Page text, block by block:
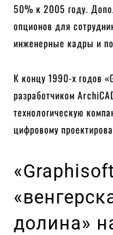
50% к 2005 году.
опционов для
инженерные кадры и
К концу 1990-х годов
разработчиком
технологическую
цифровому
долина»